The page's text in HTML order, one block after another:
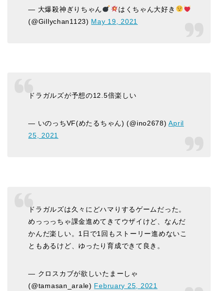
— 大爆殺神ぎりちゃん
はくちゃん大好き
(@Gillychan1123) May 19, 2021
ドラガルズが予想の12.5倍楽しい
— いのっちVF(めたるちゃん) (@ino2678)April
25, 2021
ドラガルズは久々にどハマりするゲームだった。
めっっっちゃ課金進めてきてウザイけど、なんだ
かんだ楽しい。1日で1回もストーリー進めないこ
ともあるけど、ゆったり育成できて良き。
— クロスカブが欲しいたまーしゃ
(@tamasan_arale) February 25, 2021